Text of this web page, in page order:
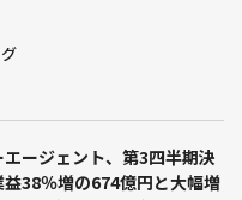
ージェント、第3四半期決
益38％増の674億円と大幅増